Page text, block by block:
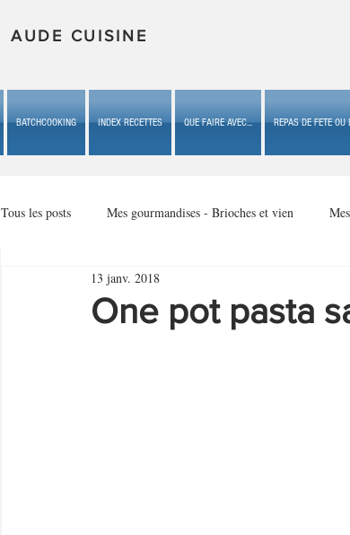
AUDE CUISINE
BATCHCOOKING INDEX RECETTES QUE FAIRE AVEC... REPAS DE FETE OU
Tous les posts Mes gourmandises - Brioches et vien
Mes gourmandises - les gâteaux du b
One pot pasta
13 janv. 2018